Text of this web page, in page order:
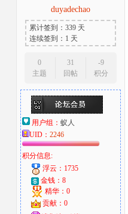
duyadechao
累计签到：339 天
连续签到：1 天
0
主题
31
回帖
-9
积分
用户组： 蚁人
UID： 2246
积分信息:
浮云：1735
金钱：8
精华：0
贡献：0